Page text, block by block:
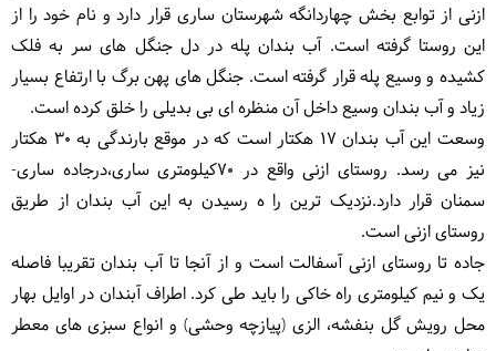
ازنی از توابع بخش چهاردانگه شهرستان ساری قرار دارد و نام خود را از
این روستا گرفته است. آب بندان پله در دل جنگل های سر به فلک
کشیده و وسیع پله قرار گرفته است. جنگل های پهن برگ با ارتفاع بسیار
زیاد و آب بندان وسیع داخل آن منظره ای بی بدیلی را خلق کرده است.
وسعت این آب بندان 17 هکتار است که در موقع بارندگی به 30 هکتار
نیز می رسد. روستای ازنی واقع در ٧٠کیلومتری ساری،درجاده ساری-
سمنان قرار دارد.نزدیک ترین را ه رسیدن به این آب بندان از طریق
روستای ازنی است.
جاده تا روستای ازنی آسفالت است و از آنجا تا آب بندان تقریبا فاصله
یک و نیم کیلومتری راه خاکی را باید طی کرد. اطراف آبندان در اوایل بهار
محل رویش گل بنفشه، الزی (پیازچه وحشی) و انواع سبزی های معطر